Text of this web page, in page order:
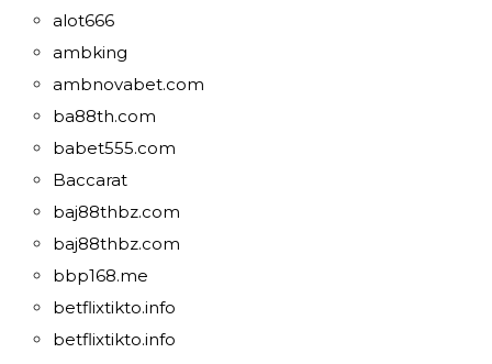
alot666
ambking
ambnovabet.com
ba88th.com
babet555.com
Baccarat
baj88thbz.com
baj88thbz.com
bbp168.me
betflixtikto.info
betflixtikto.info